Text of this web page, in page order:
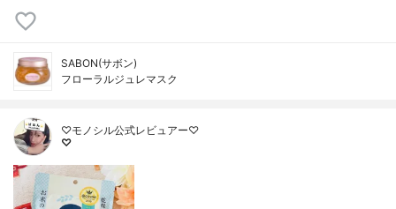
SABON(サボン)
フローラルジュレマスク
♡モノシル公式レビュアー♡
♡